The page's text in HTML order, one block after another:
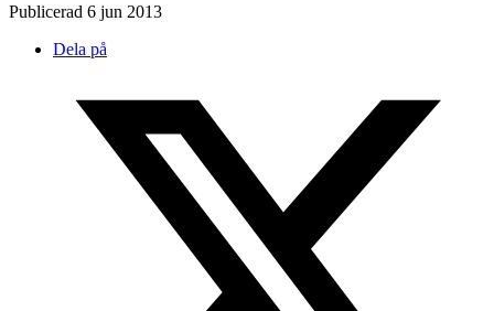
Publicerad 6 jun 2013
Dela på